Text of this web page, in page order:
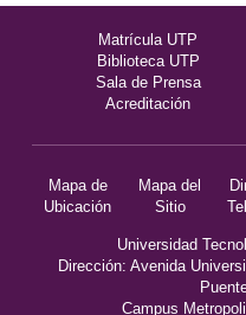
Matrícula UTP
Biblioteca UTP
Sala de Prensa
Acreditación
Mapa de
Ubicación
Mapa del
Sitio
Universidad
Dirección: Avenida
Campus